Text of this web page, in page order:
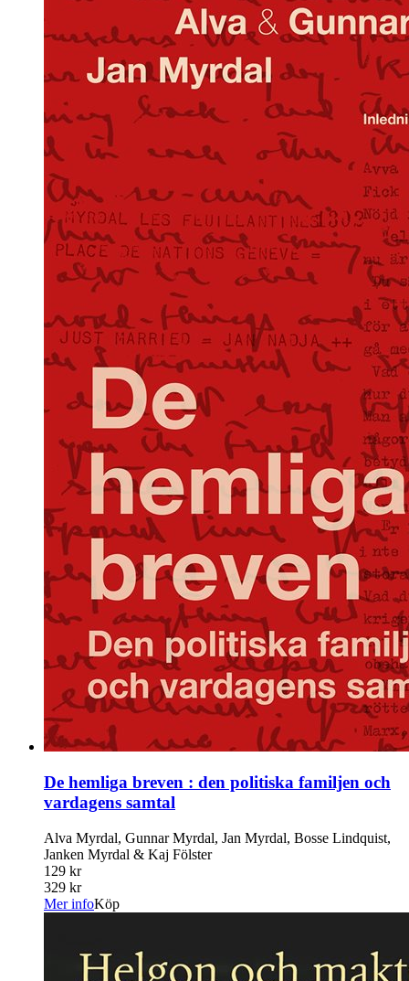
De hemliga breven : den politiska familjen och
vardagens samtal
Alva Myrdal, Gunnar Myrdal, Jan Myrdal, Bosse Lindquist,
Janken Myrdal & Kaj Fölster
129 kr
329 kr
Mer infoKöp